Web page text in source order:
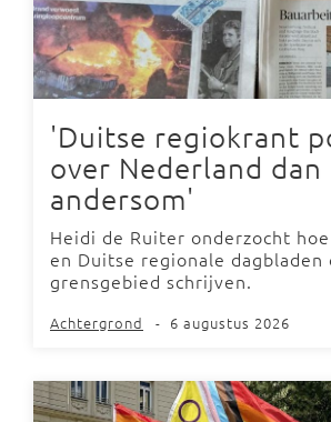
'Duitse regiokrant
over Nederland dan
andersom'
Heidi de Ruiter onderzocht
en Duitse regionale dagbladen
grensgebied schrijven.
Achtergrond - 6 augustus 2026